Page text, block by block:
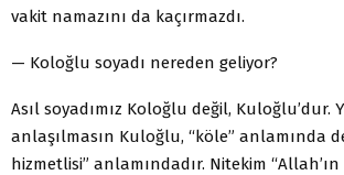
vakit namazını da kaçırmazdı.
— Koloğlu soyadı nereden geliyor?
Asıl soyadımız Koloğlu değil, Kuloğlu’dur.
anlaşılmasın Kuloğlu, “köle” anlamında
hizmetlisi” anlamındadır. Nitekim